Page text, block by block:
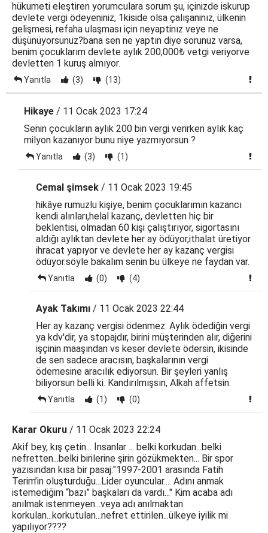
hükumeti eleştiren yorumculara sorum şu, içinizde iskurup
devlete vergi ödeyeniniz, 1kiside olsa çalışaninız, ülkenin
gelişmesi, refaha ulaşması için neyaptinız veye ne
düşünüyorsunuz?bana sen ne yaptın diye sorunuz varsa,
benim çocuklarım devlete aylık 200,000₺ vetgi veriyorve
devletten 1 kuruş almıyor.
Yanıtla (3) (13)
Hikaye / 11 Ocak 2023 17:24
Senin çocukların aylık 200 bin vergi verirken aylık kaç
milyon kazanıyor bunu niye yazmıyorsun ?
Yanıtla (3) (1)
Cemal şimsek / 11 Ocak 2023 19:45
hikâye rumuzlu kişiye, benim çocuklarımın kazancı
kendi alınları,helal kazanç, devletten hiç bir
beklentisi, olmadan 60 kişi çalıştırıyor, sigortasını
aldığı aylıktan devlete her ay ödüyor,ithalat üretiyor
ihracat yapıyor ve devlete her ay kazanç vergisi
ödüyor.söyle bakalım senin bu ülkeye ne faydan var.
Yanıtla (0) (4)
Ayak Takımı / 11 Ocak 2023 22:44
Her ay kazanç vergisi ödenmez. Aylık ödediğin vergi
ya kdv'dir, ya stopajdır, birini müşterinden alır, diğerini
işçinin maaşından vs keser devlete ödersin, ikisinde
de sen sadece aracısın, başkalarının vergi
ödemesine aracılık ediyorsun. Bir şeyleri yanlış
biliyorsun belli ki. Kandırılmışsın, Alkah affetsin.
Yanıtla (1) (0)
Karar Okuru / 11 Ocak 2023 22:24
Akif bey, kış çetin... İnsanlar ... belki korkudan...belki
nefretten...belki birilerine şirin gözükmekten... Bir spor
yazısından kısa bir pasaj:"1997-2001 arasında Fatih
Terim’in oluşturduğu...Lider oyuncular.... Adını anmak
istemediğim “bazı” başkaları da vardı..." Kim acaba adı
anılmak istenmeyen...veya adı anılmaktan
korkulan...korkutulan...nefret ettirilen...ülkeye iyilik mi
yapılıyor????